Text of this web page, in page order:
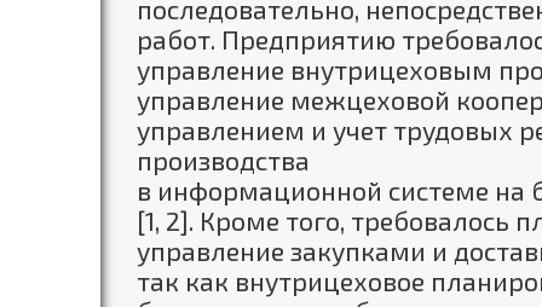
последовательно,
работ. Предприятию
управление внутрицеховым
управление межцеховой
управлением и учет трудовых
производства
в информационной системе на
[1, 2]. Кроме того, требовалось
управление закупками и
так как внутрицеховое